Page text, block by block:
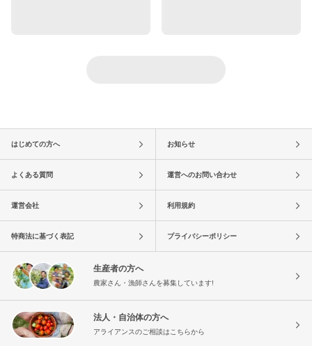
はじめての方へ お知らせ
よくある質問 運営へのお問い合わせ
運営会社 利用規約
特商法に基づく表記 プライバシーポリシー
生産者の方へ
農家さん・漁師さんを募集しています!
法人・自治体の方へ
アライアンスのご相談はこちらから